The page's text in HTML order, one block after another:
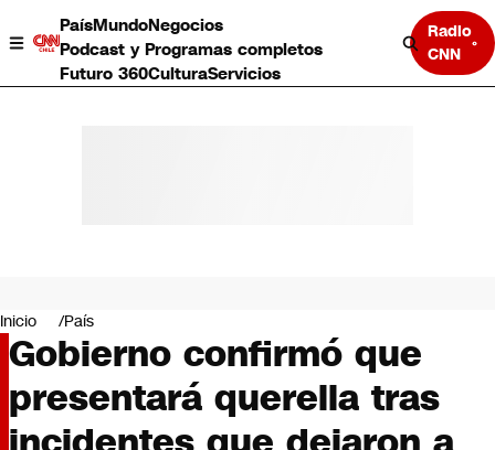
PaísMundoNegocios
Podcast y Programas completos
Futuro 360CulturaServicios
Radio
CNN
Negocios
Deportes
Programas completos
Cultura
Servicios
Bits
Inicio País
Gobierno confirmó que
presentará querella tras